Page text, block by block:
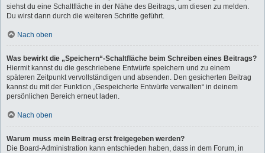
siehst du eine Schaltfläche in der Nähe des Beitrags, um diesen zu melden.
Du wirst dann durch die weiteren Schritte geführt.
Nach oben
Was bewirkt die „Speichern“-Schaltfläche beim Schreiben eines Beitrags?
Hiermit kannst du die geschriebene Entwürfe speichern und zu einem
späteren Zeitpunkt vervollständigen und absenden. Den gesicherten Beitrag
kannst du mit der Funktion „Gespeicherte Entwürfe verwalten“ in deinem
persönlichen Bereich erneut laden.
Nach oben
Warum muss mein Beitrag erst freigegeben werden?
Die Board-Administration kann entschieden haben, dass in dem Forum, in